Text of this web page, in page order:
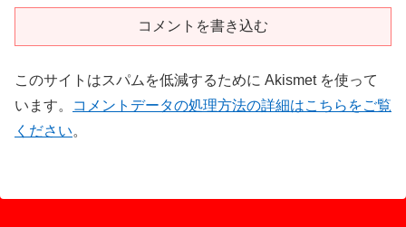
コメントを書き込む
このサイトはスパムを低減するために Akismet を使って
います。
コメントデータの処理方法の詳細はこちらをご覧
ください。